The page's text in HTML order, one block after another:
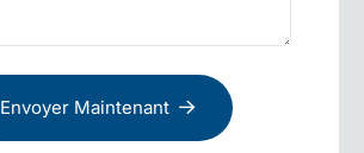
Envoyer Maintenant